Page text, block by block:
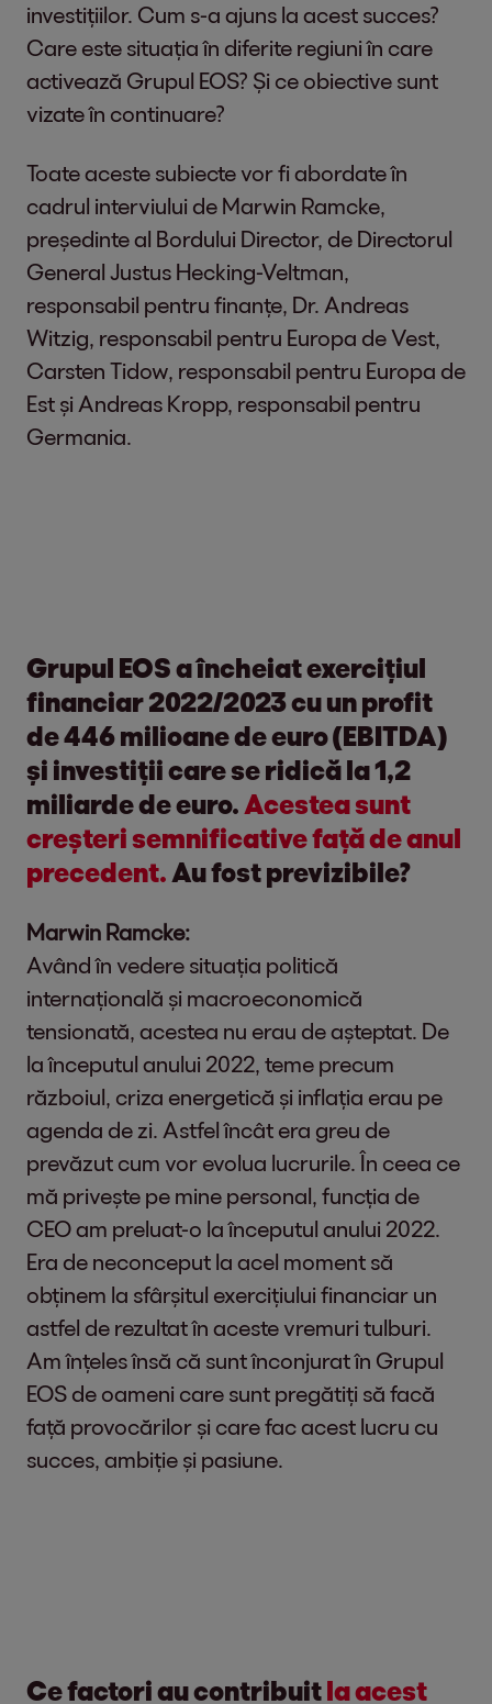
investițiilor. Cum s-a ajuns la acest succes?
Care este situația în diferite regiuni în care
activează Grupul EOS? Și ce obiective sunt
vizate în continuare?
Toate aceste subiecte vor fi abordate în
cadrul interviului de Marwin Ramcke,
președinte al Bordului Director, de Directorul
General Justus Hecking-Veltman,
responsabil pentru finanțe, Dr. Andreas
Witzig, responsabil pentru Europa de Vest,
Carsten Tidow, responsabil pentru Europa de
Est și Andreas Kropp, responsabil pentru
Germania.
Grupul EOS a încheiat exercițiul
financiar 2022/2023 cu un profit
de 446 milioane de euro (EBITDA)
și investiții care se ridică la 1,2
miliarde de euro. Acestea sunt
creșteri semnificative față de anul
precedent. Au fost previzibile?
Marwin Ramcke:
Având în vedere situația politică
internațională și macroeconomică
tensionată, acestea nu erau de așteptat. De
la începutul anului 2022, teme precum
războiul, criza energetică și inflația erau pe
agenda de zi. Astfel încât era greu de
prevăzut cum vor evolua lucrurile. În ceea ce
mă privește pe mine personal, funcția de
CEO am preluat-o la începutul anului 2022.
Era de neconceput la acel moment să
obținem la sfârșitul exercițiului financiar un
astfel de rezultat în aceste vremuri tulburi.
Am înțeles însă că sunt înconjurat în Grupul
EOS de oameni care sunt pregătiți să facă
față provocărilor și care fac acest lucru cu
succes, ambiție și pasiune.
Ce factori au contribuitla acest